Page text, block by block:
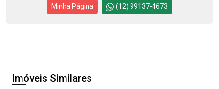
Minha Página (12) 99137-4673
Imóveis Similares